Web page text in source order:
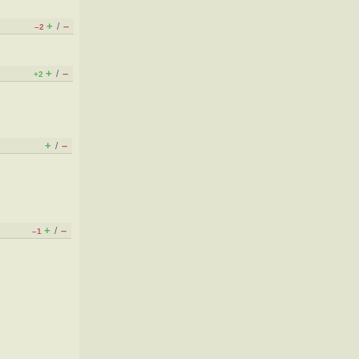
–2 + / –
+2 + / –
+ / –
–1 + / –